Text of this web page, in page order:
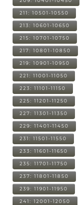
211: 10501-10550
213: 10601-10650
215: 10701-10750
217: 10801-10850
219: 10901-10950
221: 11001-11050
223: 11101-11150
225: 11201-11250
227: 11301-11350
229: 11401-11450
231: 11501-11550
233: 11601-11650
235: 11701-11750
237: 11801-11850
239: 11901-11950
241: 12001-12050